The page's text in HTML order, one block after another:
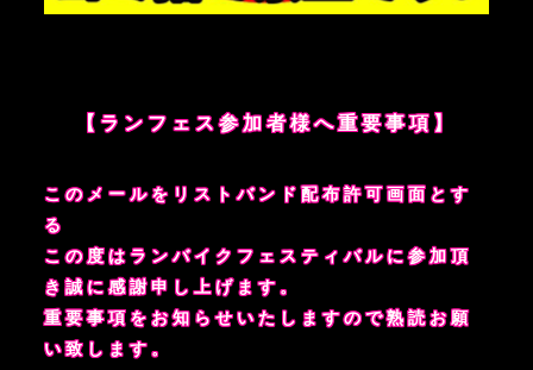
【ランフェス参加者様へ重要事項】
このメールをリストバンド配布許可画面とす
る
この度はランバイクフェスティバルに参加頂
き誠に感謝申し上げます。
重要事項をお知らせいたしますので熟読お願
い致します。